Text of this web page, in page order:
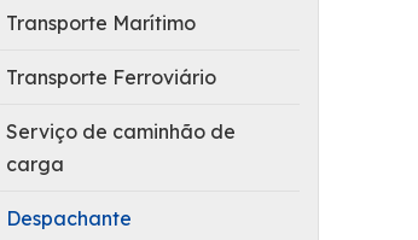
Transporte Marítimo
Transporte Ferroviário
Serviço de caminhão de
carga
Despachante